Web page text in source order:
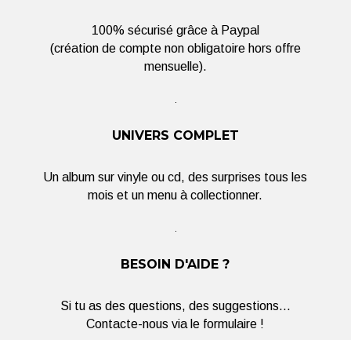
100% sécurisé grâce à Paypal
(création de compte non obligatoire hors offre
mensuelle).
UNIVERS COMPLET
Un album sur vinyle ou cd, des surprises tous les
mois et un menu à collectionner.
BESOIN D'AIDE ?
Si tu as des questions, des suggestions...
Contacte-nous via le formulaire !